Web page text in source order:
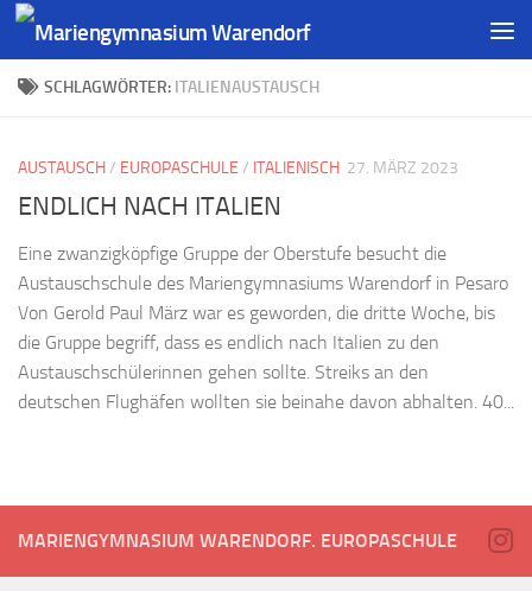
SCHLAGWÖRTER: ITALIENAUSTAUSCH
AUSTAUSCH/ EUROPASCHULE / ITALIENISCH 27. MÄRZ 2023
ENDLICH NACH ITALIEN
Eine zwanzigköpfige Gruppe der Oberstufe besucht die
Austauschschule des Mariengymnasiums Warendorf in Pesaro
Von Gerold Paul März war es geworden, die dritte Woche, bis
die Gruppe begriff, dass es endlich nach Italien zu den
Austauschschülerinnen gehen sollte. Streiks an den
deutschen Flughäfen wollten sie beinahe davon abhalten. 40...
MARIENGYMNASIUM WARENDORF. EUROPASCHULE